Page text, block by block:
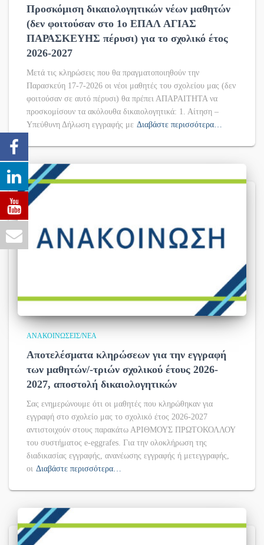
Προσκόμιση δικαιολογητικών νέων μαθητών
(δεν φοιτούσαν στο 1ο ΕΠΑΛ ΑΓΙΑΣ
ΠΑΡΑΣΚΕΥΗΣ πέρυσι) για το σχολικό έτος
2026-2027
Μετά τις κληρώσεις που θα πραγματοποιηθούν την
Παρασκεύη 17-7-2026 οι νέοι μαθητές του σχολείου μας (δεν
φοιτούσαν σε αυτό πέρυσι) θα πρέπει ΑΠΑΡΑΙΤΗΤΑ να
προσκομίσουν τα ακόλουθα δικαιολογητικά: 1. Αίτηση –
Υπεύθυνη Δήλωση εγγραφής με Διαβάστε περισσότερα…
ΑΝΑΚΟΙΝΏΣΕΙΣ/ΝΈΑ
Αποτελέσματα κληρώσεων για την εγγραφή
των μαθητών/-τριών σχολικού έτους 2026-
2027, αποστολή δικαιολογητικών
Σας ενημερώνουμε ότι οι μαθητές που κληρώθηκαν για
εγγραφή στο σχολείο μας το σχολικό έτος 2026-2027
αντιστοιχούν στους παρακάτω ΑΡΙΘΜΟΥΣ ΠΡΩΤΟΚΟΛΛΟΥ
του συστήματος e-eggrafes. Για την ολοκλήρωση της
διαδικασίας εγγραφής, ανανέωσης εγγραφής ή μετεγγραφής,
οι Διαβάστε περισσότερα…